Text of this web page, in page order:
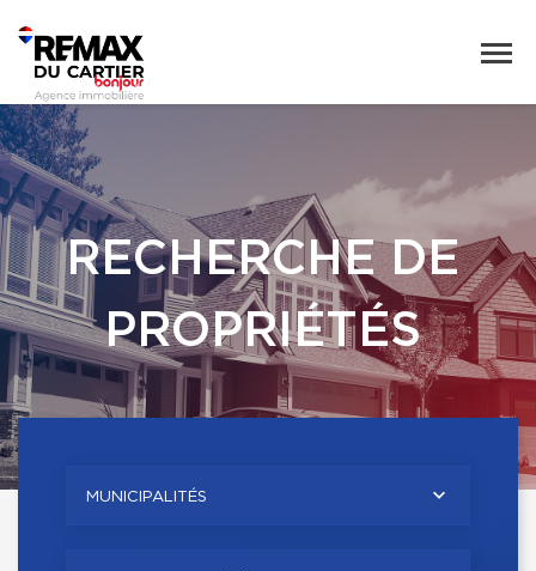
RECHERCHE DE
PROPRIÉTÉS
MUNICIPALITÉS